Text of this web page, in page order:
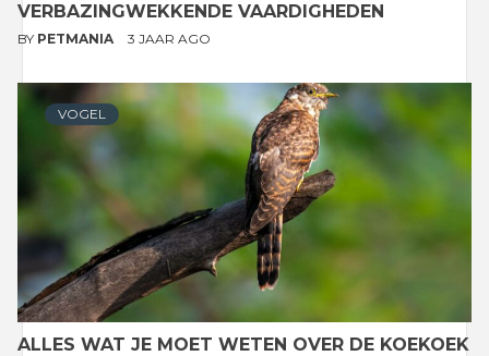
VERBAZINGWEKKENDE VAARDIGHEDEN
BY PETMANIA 3 JAAR AGO
VOGEL
ALLES WAT JE MOET WETEN OVER DE KOEKOEK